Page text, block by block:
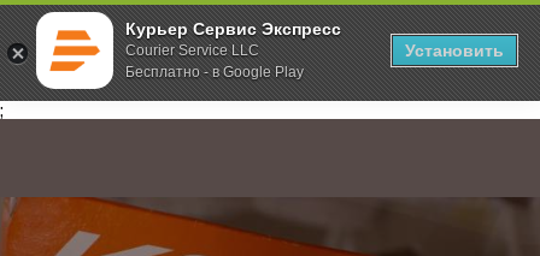
Курьер Сервис Экспресс
Courier Service LLC
Бесплатно - в Google Play
Установить
;
Главная О компании Новости Выходные в Республике